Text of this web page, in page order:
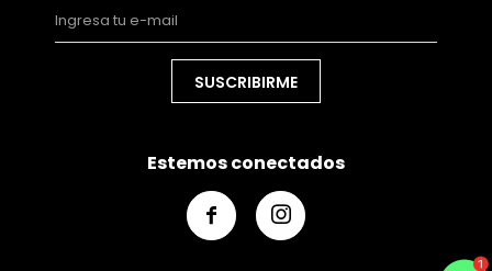
SUSCRIBIRME
Estemos conectados
 